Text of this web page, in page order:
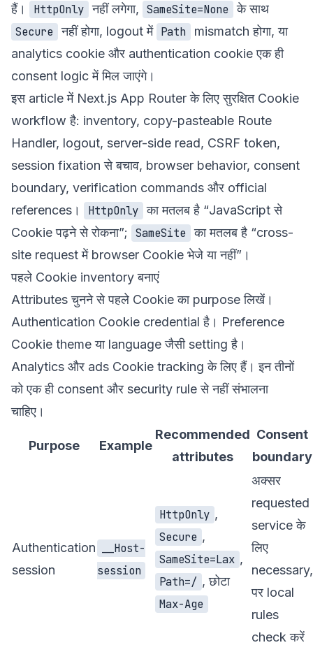
हैं।
HttpOnly नहीं लगेगा, SameSite=None के साथ
Secure नहीं होगा, logout में Path
mismatch होगा, या
analytics cookie और authentication cookie एक ही
consent logic में मिल जाएंगे।
इस article में Next.js App Router के लिए सुरक्षित Cookie
workflow है: inventory, copy-pasteable Route
Handler, logout, server-side read, CSRF token,
session fixation से बचाव, browser behavior, consent
boundary, verification commands और official
references।
HttpOnly का मतलब है “JavaScript से
Cookie पढ़ने से रोकना”;
SameSite का मतलब है “cross-
site request में browser Cookie भेजे या नहीं”।
पहले Cookie inventory बनाएं
Attributes चुनने से पहले Cookie का purpose लिखें।
Authentication Cookie credential है। Preference
Cookie theme या language जैसी setting है।
Analytics और ads Cookie tracking के लिए हैं। इन तीनों
को एक ही consent और security rule से नहीं संभालना
चाहिए।
Purpose Example
Recommended
attributes
Consent
boundary
Authentication
session
__Host-
session
HttpOnly ,
Secure ,
SameSite=Lax ,
Path=/ , छोटा
Max-Age
अक्सर
requested
service के
लिए
necessary,
पर local
rules
check करें